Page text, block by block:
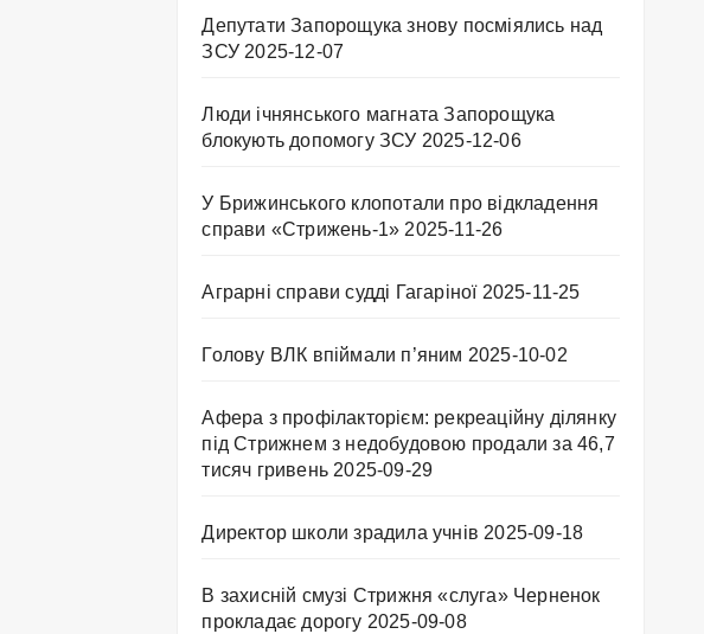
Депутати Запорощука знову посміялись над
ЗСУ 2025-12-07
Люди ічнянського магната Запорощука
блокують допомогу ЗСУ 2025-12-06
У Брижинського клопотали про відкладення
справи «Стрижень-1» 2025-11-26
Аграрні справи судді Гагаріної 2025-11-25
Голову ВЛК впіймали п’яним 2025-10-02
Афера з профілакторієм: рекреаційну ділянку
під Стрижнем з недобудовою продали за 46,7
тисяч гривень 2025-09-29
Директор школи зрадила учнів 2025-09-18
В захисній смузі Стрижня «слуга» Черненок
прокладає дорогу 2025-09-08